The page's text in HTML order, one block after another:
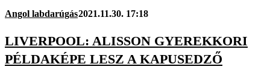
Angol labdarúgás2021.11.30. 17:18
LIVERPOOL: ALISSON GYEREKKORI
PÉLDAKÉPE LESZ A KAPUSEDZŐ